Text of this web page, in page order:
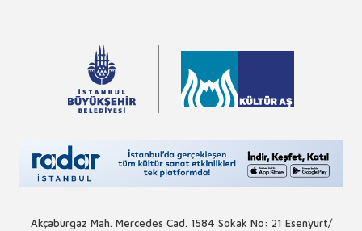
Akçaburgaz Mah. Mercedes Cad. 1584 Sokak No: 21 Esenyurt/